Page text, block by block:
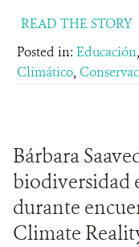
READ THE STORY
Posted in: Educación,
Climático,
Bárbara
biodiversidad
durante
Climate